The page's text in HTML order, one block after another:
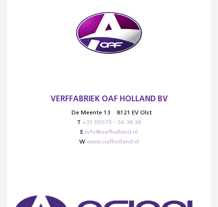
VERFFABRIEK OAF HOLLAND BV
De Meente 13
8121 EV Olst
T +31 (0)570 – 56 38 38
E info@oafholland.nl
W www.oafholland.nl